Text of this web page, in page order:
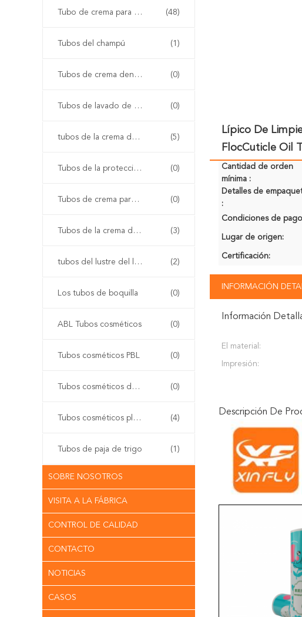
Tubo de crema para las manos (48)
Tubos del champú (1)
Tubos de crema dental (0)
Tubos de lavado de cara (0)
tubos de la crema del bb (5)
Tubos de la protección solar (0)
Tubos de crema para el rostro (0)
Tubos de la crema del ojo (3)
tubos del lustre del labio (2)
Los tubos de boquilla (0)
ABL Tubos cosméticos (0)
Tubos cosméticos PBL (0)
Tubos cosméticos de aluminio (0)
Tubos cosméticos plásticos de la polimerización en cadena (4)
Tubos de paja de trigo (1)
SOBRE NOSOTROS
VISITA A LA FÁBRICA
CONTROL DE CALIDAD
CONTACTO
NOTICIAS
CASOS
Lípico De
FlocCuticle Oil
Cantidad de orden
mínima :
Detalles de
:
Condiciones de
Lugar de origen:
Certificación:
INFORMACIÓN
Información
El material:
Impresión:
Descripción De